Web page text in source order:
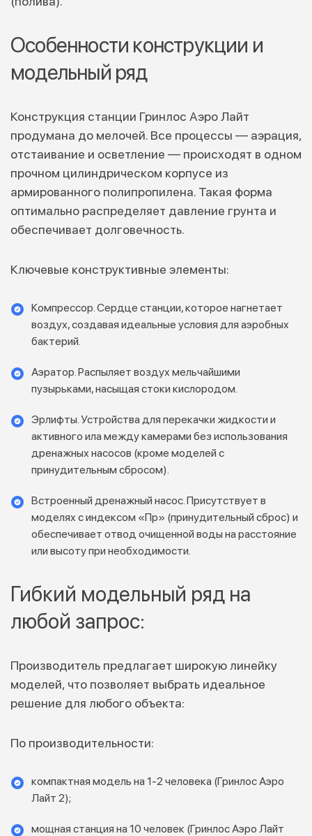
Особенности конструкции и
модельный ряд
Конструкция станции Гринлос Аэро Лайт
продумана до мелочей. Все процессы — аэрация,
отстаивание и осветление — происходят в одном
прочном цилиндрическом корпусе из
армированного полипропилена. Такая форма
оптимально распределяет давление грунта и
обеспечивает долговечность.
Ключевые конструктивные элементы:
Компрессор. Сердце станции, которое нагнетает
воздух, создавая идеальные условия для аэробных
бактерий.
Аэратор. Распыляет воздух мельчайшими
пузырьками, насыщая стоки кислородом.
Эрлифты. Устройства для перекачки жидкости и
активного ила между камерами без использования
дренажных насосов (кроме моделей с
принудительным сбросом).
Встроенный дренажный насос. Присутствует в
моделях с индексом «Пр» (принудительный сброс) и
обеспечивает отвод очищенной воды на расстояние
или высоту при необходимости.
Гибкий модельный ряд на
любой запрос:
Производитель предлагает широкую линейку
моделей, что позволяет выбрать идеальное
решение для любого объекта:
По производительности:
компактная модель на 1-2 человека (Гринлос Аэро
Лайт 2);
мощная станция на 10 человек (Гринлос Аэро Лайт